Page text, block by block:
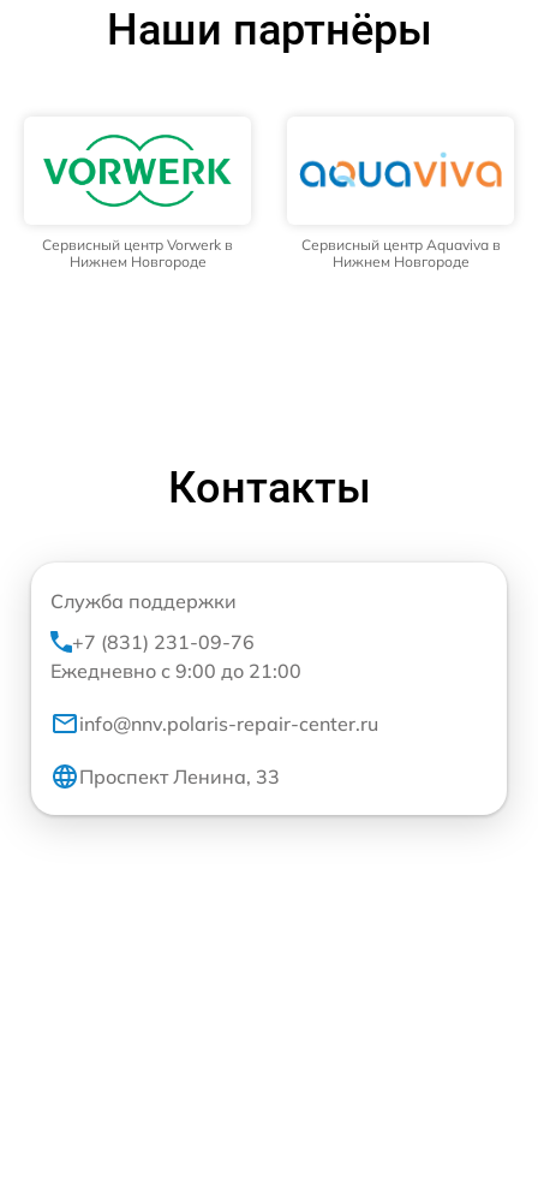
Наши партнёры
Сервисный центр Vorwerk в
Нижнем Новгороде
Сервисный центр Aquaviva в
Нижнем Новгороде
Контакты
Служба поддержки
+7 (831) 231-09-76
Ежедневно с 9:00 до 21:00
info@nnv.polaris-repair-center.ru
Проспект Ленина, 33